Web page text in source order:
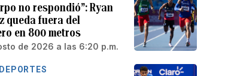
no respondió”: Ryan
queda fuera del
en 800 metros
de 2026 a las 6:20 p.m.